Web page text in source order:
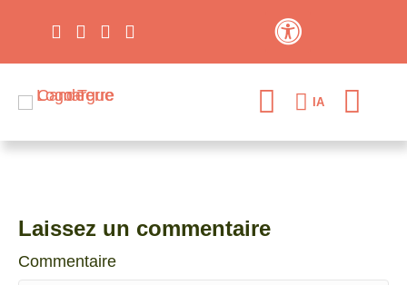
IA
Laissez un commentaire
Commentaire